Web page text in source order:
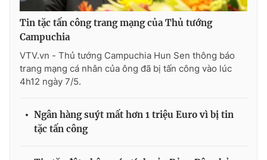
VTV Sức khoẻ Bất động sản
Thị trường 24h Tấm lòng Việt
VTV4
VTV9 VTV8
Liên hệ tòa soạn English
Tin tặc tấn công trang mạng của Thủ tướng
Campuchia
VTV.vn - Thủ tướng Campuchia Hun Sen thông báo
trang mạng cá nhân của ông đã bị tấn công vào lúc
4h12 ngày 7/5.
Ngân hàng suýt mất hơn 1 triệu Euro vì bị tin
tặc tấn công